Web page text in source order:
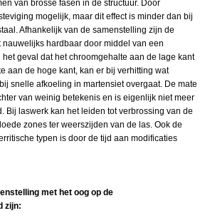
van brosse fasen in de structuur. Door
mogelijk, maar dit effect is minder dan bij
Afhankelijk van de samenstelling zijn de
nauwelijks hardbaar door middel van een
geval dat het chroomgehalte aan de lage kant
aan de hoge kant, kan er bij verhitting wat
snelle afkoeling in martensiet overgaat. De mate
van weinig betekenis en is eigenlijk niet meer
Bij laswerk kan het leiden tot verbrossing van de
zones ter weerszijden van de las. Ook de
typen is door de tijd aan modificaties
met het oog op de
zijn: